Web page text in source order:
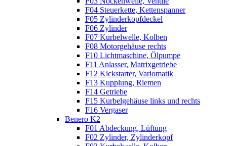
F04 Steuerkette, Kettenspanner
F05 Zylinderkopfdeckel
F06 Zylinder
F07 Kurbelwelle, Kolben
F08 Motorgehäuse rechts
F10 Lichtmaschine, Ölpumpe
F11 Anlasser, Matrixgetriebe
F12 Kickstarter, Variomatik
F13 Kupplung, Riemen
F14 Getriebe
F15 Kurbelgehäuse links und rechts
F16 Vergaser
Benero K2
F01 Abdeckung, Lüftung
F02 Zylinder, Zylinderkopf